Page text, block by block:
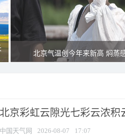
北京气温创今年来新高 焖蒸
北京彩虹云隙光七彩云浓积
中国天气网 2026-08-07 17:07